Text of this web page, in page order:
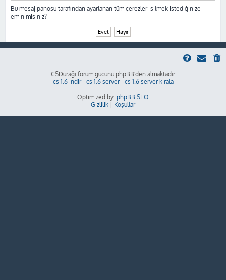
Bu mesaj panosu tarafından ayarlanan tüm çerezleri silmek istediğinize
emin misiniz?
CSDurağı forum gücünü phpBB'den almaktadır
cs 1.6 indir- cs 1.6 server- cs 1.6 server kirala
Optimized by: phpBB SEO
Gizlilik
Koşullar